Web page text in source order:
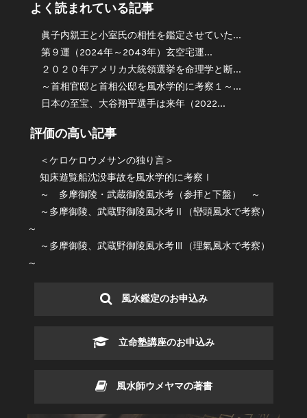
よく読まれている記事
眞子内親王と小室氏の相性を鑑定させていた...
第９運（2024年～2043年）玄空宅運...
２０２０年アメリカ大統領選挙を命理学と断...
～首相官邸と首相公邸を風水学的に考察１～...
日本の至宝、大谷翔平選手は来年（2022...
評価の高い記事
＜ケロケロウメサンの独り言＞
知床遊覧船沈没事故を風水学的に考察Ⅰ
～ 多摩御陵・武蔵御陵風水考（参拝と下盤） ～
～多摩御陵、武蔵野御陵風水考Ⅱ（巒頭風水で考察）
～
～多摩御陵、武蔵野御陵風水考Ⅲ（理氣風水で考察）
～
風水鑑定のお申込み
立命塾講座のお申込み
風水師ウメヤマの著書